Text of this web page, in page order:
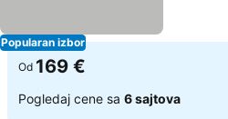
Popularan izbor
Od 169 €
Pogledaj cene sa 6 sajtova